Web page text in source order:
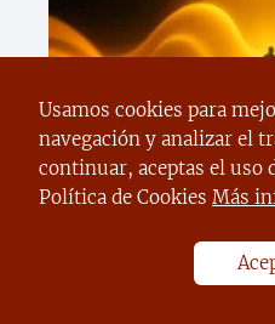
Descubre cómo el
cambiando el
para
Usamos cookies para
navegación y analizar el
continuar, aceptas el uso
Política de Cookies Más